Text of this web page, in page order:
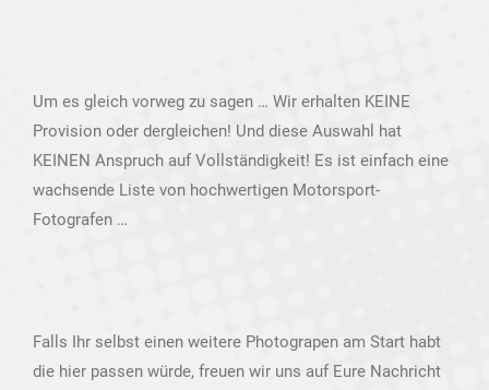
Um es gleich vorweg zu sagen … Wir erhalten KEINE
Provision oder dergleichen! Und diese Auswahl hat
KEINEN Anspruch auf Vollständigkeit! Es ist einfach eine
wachsende Liste von hochwertigen Motorsport-
Fotografen …
Falls Ihr selbst einen weitere Photograpen am Start habt
die hier passen würde, freuen wir uns auf Eure Nachricht